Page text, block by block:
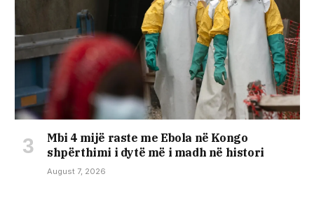
Mbi 4 mijë raste me Ebola në Kongo
shpërthimi i dytë më i madh në histori
August 7, 2026